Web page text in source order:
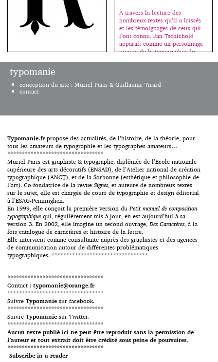
année, assez peu sont
importants. Et c’est sur ceux-là
que […]
Lorsque je l’ai rencontré aux
environs de 1990, Jean François
Porchez était déjà créateur de
caractères. Moi, jeune
graphiste à l’Atelier national de
création typographique de
celui-ci à y passer une ou deux
confortable : regarder, […]
À travers la lecture des
nombreux textes qu’il a laissés
et les témoignages de ceux qui
l’ont connu, Jan Tschichold
apparaît comme un personnage
unique de la typographie du
la tradition, il ne cesse de
typomanie
conception du site : Muriel Paris & Guillaume Tirard
contact
Typomanie.fr propose des actualités, de l’histoire, de la théorie, pour
tous les amateurs de typographie et les typographes-amateurs…
*********************************
Muriel Paris est graphiste & typographe, diplômée de l’Ecole nationale
supérieure des arts décoratifs (ENSAD), de l’Atelier national de création
typographique (ANCT), et de la Sorbonne (esthétique et philosophie de
l’art). Co-fondatrice de la revue Signes, et auteure de nombreux textes
sur le sujet, elle est chargée de cours de typographie et design éditorial
à l’ESAG-Penninghen.
En 1999, elle conçoit la première version duPetit manuel de composition
typographique qui, régulièrement mis à jour, en est aujourd’hui à sa
version 3. En 2002, elle imagine un second ouvrage, Des Caractères, à la
fois catalogue de caractères et histoire de la lettre.
Elle intervient comme consultante auprès des graphistes et des agences
de communication autour de différentes problématiques
typographiques. *********************************
*********************************
Contact : typomanie@orange.fr
*********************************
Suivre Typomanie sur facebook.
*********************************
Suivre Typomanie sur Twitter.
*********************************
Aucun texte publié ici ne peut être reproduit sans la permission de
l’auteur et tout extrait doit être crédité sous peine de poursuites.
*********************************
Subscribe in a reader